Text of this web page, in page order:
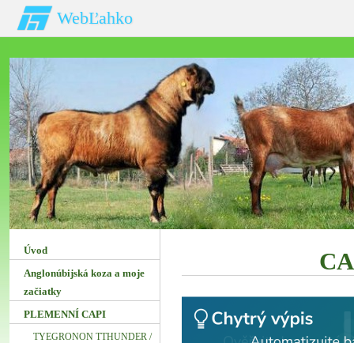
WebĽahko
Úvod
Anglonúbijská koza a moje
začiatky
PLEMENNÍ CAPI
TYEGRONON TTHUNDER /